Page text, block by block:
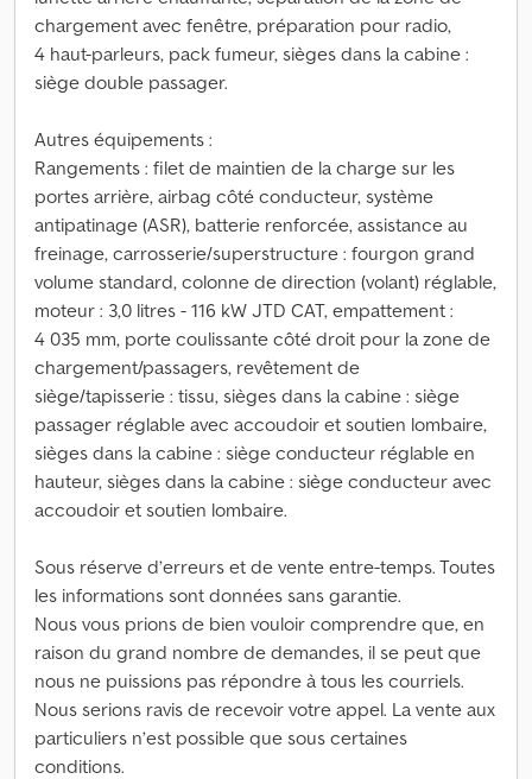
chargement avec fenêtre, préparation pour radio,
4 haut-parleurs, pack fumeur, sièges dans la cabine :
siège double passager.
Autres équipements :
Rangements : filet de maintien de la charge sur les
portes arrière, airbag côté conducteur, système
antipatinage (ASR), batterie renforcée, assistance au
freinage, carrosserie/superstructure : fourgon grand
volume standard, colonne de direction (volant) réglable,
moteur : 3,0 litres - 116 kW JTD CAT, empattement :
4 035 mm, porte coulissante côté droit pour la zone de
chargement/passagers, revêtement de
siège/tapisserie : tissu, sièges dans la cabine : siège
passager réglable avec accoudoir et soutien lombaire,
sièges dans la cabine : siège conducteur réglable en
hauteur, sièges dans la cabine : siège conducteur avec
accoudoir et soutien lombaire.
Sous réserve d’erreurs et de vente entre-temps. Toutes
les informations sont données sans garantie.
Nous vous prions de bien vouloir comprendre que, en
raison du grand nombre de demandes, il se peut que
nous ne puissions pas répondre à tous les courriels.
Nous serions ravis de recevoir votre appel. La vente aux
particuliers n’est possible que sous certaines
conditions.